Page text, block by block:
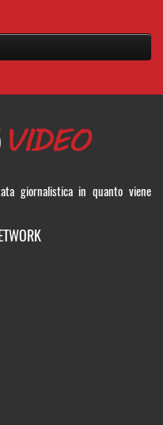
giornalistica in quanto viene